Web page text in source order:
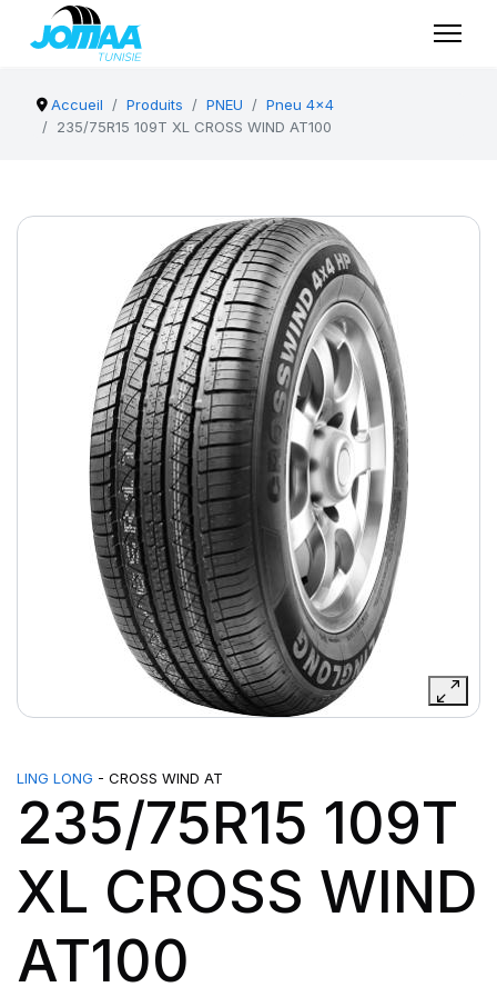
Accueil Produits PNEU
Pneu 4x4
235/75R15 109T XL CROSS WIND AT100
LING LONG - CROSS WIND AT
235/75R15 109T
XL CROSS WIND
AT100